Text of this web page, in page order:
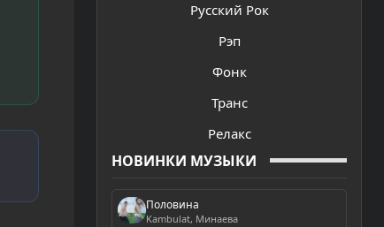
Русский Рок
Рэп
Фонк
Транс
Релакс
НОВИНКИ МУЗЫКИ
Половина
Kambulat, Минаева